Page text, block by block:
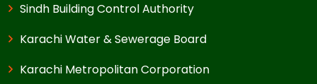
Sindh Building Control Authority
Karachi Water & Sewerage Board
Karachi Metropolitan Corporation